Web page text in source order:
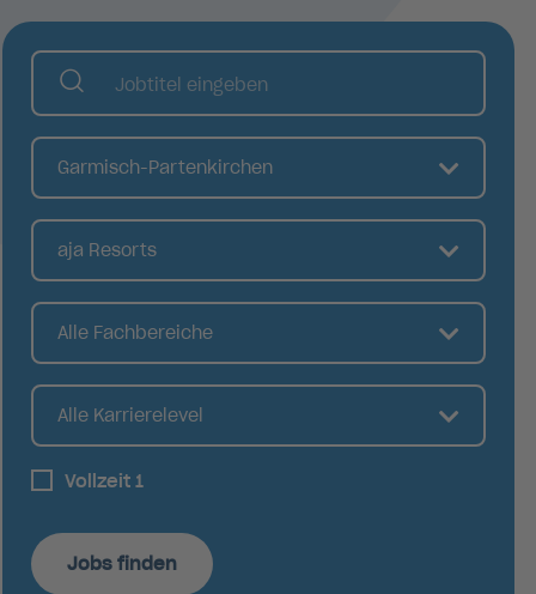
Garmisch-Partenkirchen
aja Resorts
Alle Fachbereiche
Alle Karrierelevel
Vollzeit 1
Jobs finden